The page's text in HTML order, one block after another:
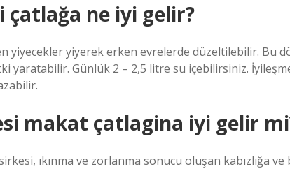
ne iyi gelir?
yiyecekler yiyerek erken evrelerde düzeltilebilir. Bu
yaratabilir. Günlük 2 – 2,5 litre su içebilirsiniz.
makat çatlagina iyi gelir
ıkınma ve zorlanma sonucu oluşan kabızlığa